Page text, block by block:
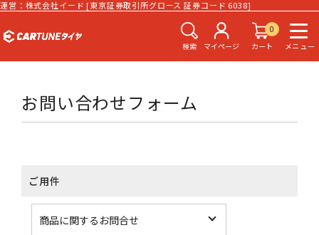
運営：株式会社イード [東京証券取引所グロース 証券コード 6038]
検索 マイページ
0
カート
メニュー
お問い合わせフォーム
ご用件